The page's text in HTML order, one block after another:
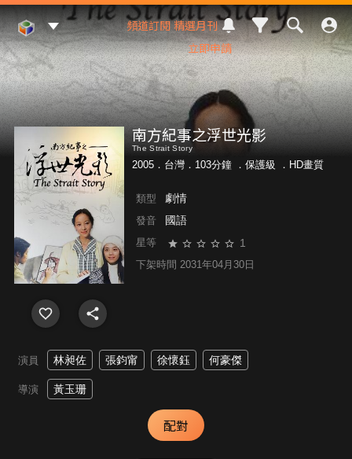
Mod Web頻道訂閱
立即申請
精選月刊
南方紀事之浮世光影
The Strait Story
2005．台灣．103分鐘 ． 保護級 ．HD畫質
類型 劇情
發音 國語
星等 1
下架時間 2031年04月30日
演員 林昶佐 張鈞甯 徐懷鈺 何豪傑
導演 黃玉珊
配對